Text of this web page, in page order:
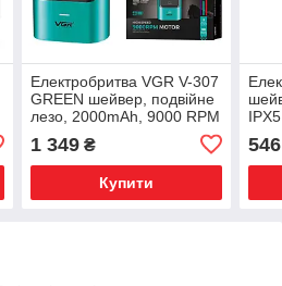
Електробритва VGR V-307
GREEN шейвер, подвійне
лезо, 2000mAh, 9000 RPM
1 349₴
Купити
546